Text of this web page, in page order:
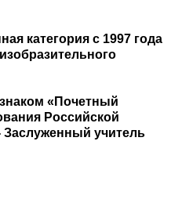
категория с 1997 года
«Почетный
Российской
Заслуженный учитель